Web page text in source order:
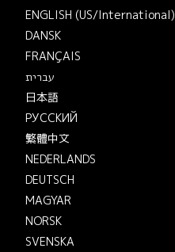
ENGLISH (US/International)
DANSK
FRANÇAIS
עברית
日本語
РУССКИЙ
繁體中文
NEDERLANDS
DEUTSCH
MAGYAR
NORSK
SVENSKA